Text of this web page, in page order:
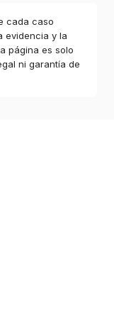
cada caso
evidencia y la
página es solo
ni garantía de